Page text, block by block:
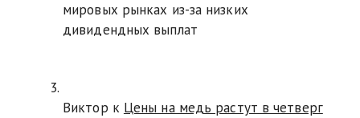
мировых рынках из-за низких
дивидендных выплат
Виктор к Цены на медь растут в четверг